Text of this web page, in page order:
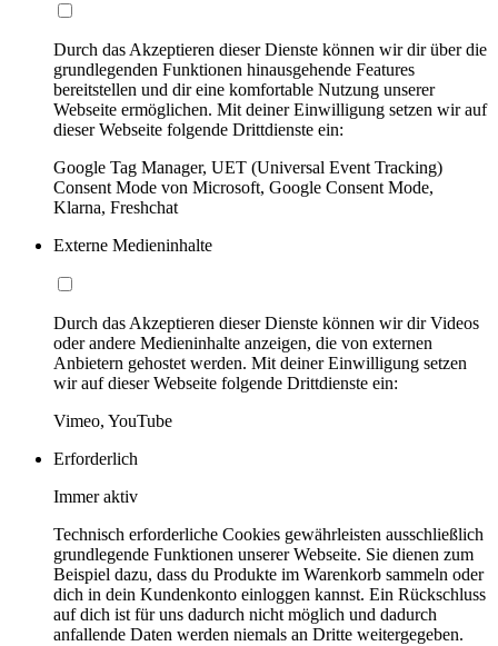
Durch das Akzeptieren dieser Dienste können wir dir über die
grundlegenden Funktionen hinausgehende Features
bereitstellen und dir eine komfortable Nutzung unserer
Webseite ermöglichen. Mit deiner Einwilligung setzen wir auf
dieser Webseite folgende Drittdienste ein:
Google Tag Manager, UET (Universal Event Tracking)
Consent Mode von Microsoft, Google Consent Mode,
Klarna, Freshchat
Externe Medieninhalte
Durch das Akzeptieren dieser Dienste können wir dir Videos
oder andere Medieninhalte anzeigen, die von externen
Anbietern gehostet werden. Mit deiner Einwilligung setzen
wir auf dieser Webseite folgende Drittdienste ein:
Vimeo, YouTube
Erforderlich
Immer aktiv
Technisch erforderliche Cookies gewährleisten ausschließlich
grundlegende Funktionen unserer Webseite. Sie dienen zum
Beispiel dazu, dass du Produkte im Warenkorb sammeln oder
dich in dein Kundenkonto einloggen kannst. Ein Rückschluss
auf dich ist für uns dadurch nicht möglich und dadurch
anfallende Daten werden niemals an Dritte weitergegeben.